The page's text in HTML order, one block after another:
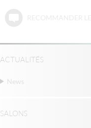
ACTUALITÉS
News
SALONS